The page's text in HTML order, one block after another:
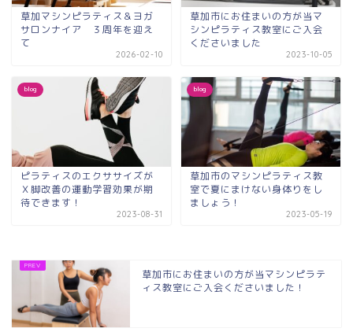
草加マシンピラティス＆ヨガ
サロンナイア ３周年を迎え
て
2026-02-10
草加市にお住まいの方が当マ
シンピラティス教室にご入会
くださいました
2023-10-05
blog
ピラティスのエクササイズが
Ｘ脚改善の運動学習効果が期
待できます！
2023-08-31
blog
草加市のマシンピラティス教
室で夏にまけない身体りをし
ましょう！
2023-05-19
草加市にお住まいの方が当マシンピラテ
ィス教室にご入会くださいました！